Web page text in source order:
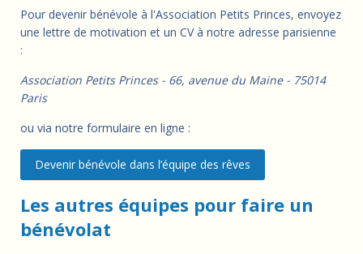
Pour devenir bénévole à l'Association Petits Princes, envoyez
une lettre de motivation et un CV à notre adresse parisienne
:
Association Petits Princes - 66, avenue du Maine - 75014
Paris
ou via notre formulaire en ligne :
Devenir bénévole dans l’équipe des rêves
Les autres équipes pour faire un
bénévolat